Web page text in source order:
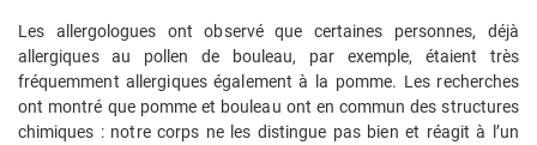
Les allergologues ont observé que certaines personnes, déjà
allergiques au pollen de bouleau, par exemple, étaient très
fréquemment allergiques également à la pomme. Les recherches
ont montré que pomme et bouleau ont en commun des structures
chimiques : notre corps ne les distingue pas bien et réagit à l’un